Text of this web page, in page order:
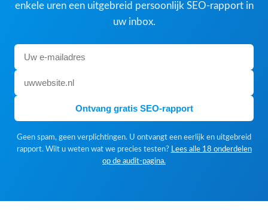
enkele uren een uitgebreid persoonlijk SEO-rapport in
uw inbox.
Ontvang gratis SEO-rapport
Geen spam, geen verplichtingen. U ontvangt een eerlijk en uitgebreid
rapport. Wilt u weten wat we precies testen? Lees alle 18 onderdelen
op de audit-pagina.